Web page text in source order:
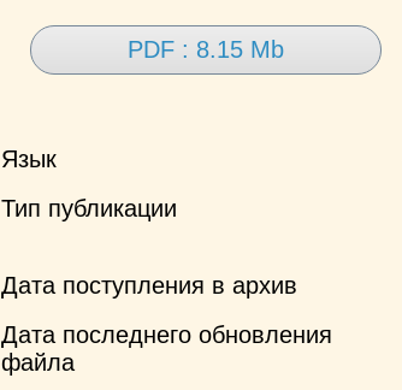
PDF : 8.15 Mb
Язык
Тип публикации
Дата поступления в архив
Дата последнего обновления
файла